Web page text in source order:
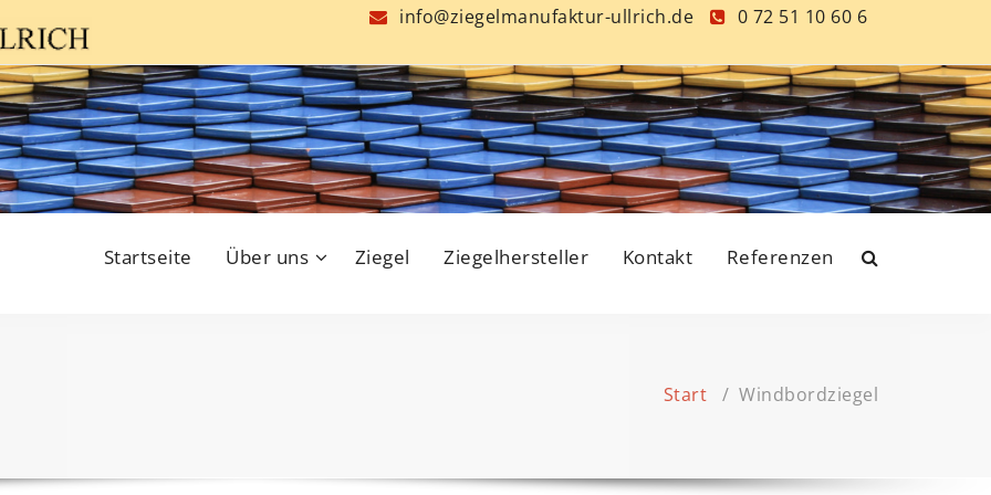
info@ziegelmanufaktur-ullrich.de 0 72 51 10 60 6
Startseite Über uns Ziegel Ziegelhersteller Kontakt Referenzen
Start / Windbordziegel